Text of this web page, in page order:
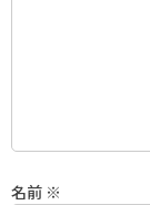
名前 ※